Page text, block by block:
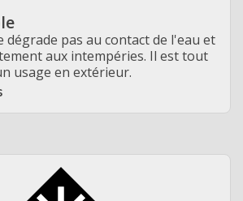
dégrade pas au contact de l'eau et
aux intempéries. Il est tout
usage en extérieur.